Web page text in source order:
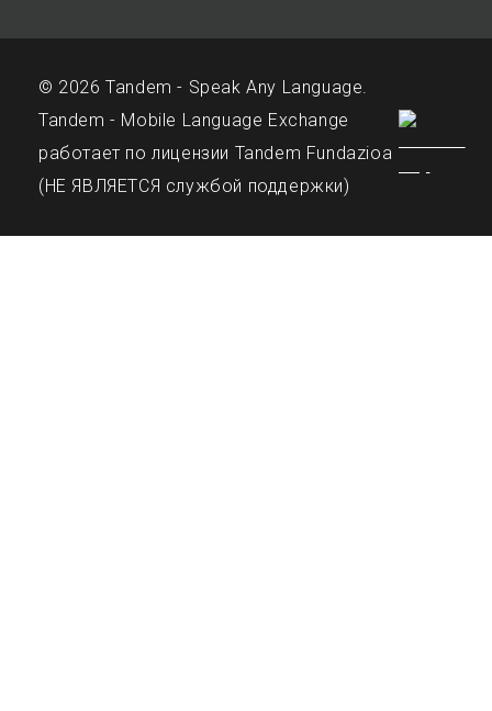
© 2026 Tandem - Speak Any Language.
Tandem - Mobile Language Exchange
работает по лицензии Tandem Fundazioa
(НЕ ЯВЛЯЕТСЯ службой поддержки)